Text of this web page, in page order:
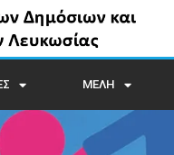
ΜΕΛΗ